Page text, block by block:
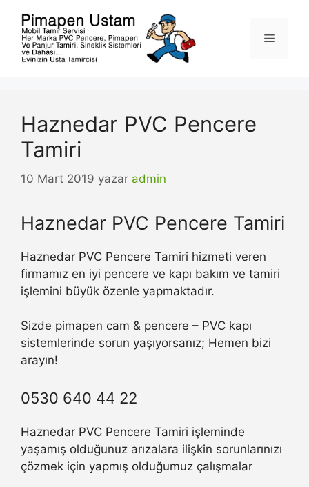
Menü
Haznedar PVC Pencere
Tamiri
10 Mart 2019 yazar admin
Haznedar PVC Pencere Tamiri
Haznedar PVC Pencere Tamiri hizmeti veren
firmamız en iyi pencere ve kapı bakım ve tamiri
işlemini büyük özenle yapmaktadır.
Sizde pimapen cam & pencere – PVC kapı
sistemlerinde sorun yaşıyorsanız; Hemen bizi
arayın!
0530 640 44 22
Haznedar PVC Pencere Tamiri işleminde
yaşamış olduğunuz arızalara ilişkin sorunlarınızı
çözmek için yapmış olduğumuz çalışmalar